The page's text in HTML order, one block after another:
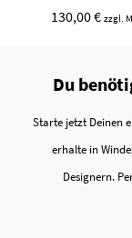
130,00 € zzgl.
Du
Starte jetzt Deinen
erhalte in
Designern.